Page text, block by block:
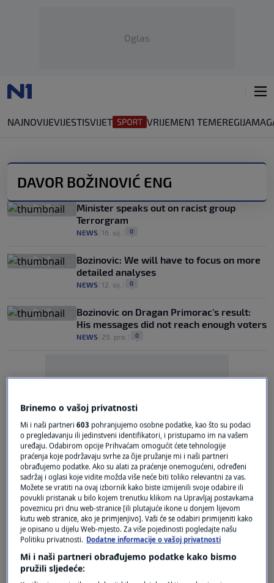
Oglas
NAJNOVIJEVIJESTISVIJET VRIJEMEN1 TEMEREGIJA
DAVOR BOŽINOVIĆ ENG
Minister speaks out on racist group
Terrorgram
NEWS 16. sij. 0
Bozinovic: We will have to focus on more
detailed analyses
NEWS 12. sij. 0
Bozinovic on Dragan Primorac's result:
His messages did not reach enough voters
NEWS 29. pro. 0
Oglas
Attack in Zagreb school: Minister reveals
new details
NEWS|20. pro.| 0
Croatia temporarily suspends asylum
Brinemo o vašoj privatnosti
Mi i naši partneri603 pohranjujemo osobne podatke, kao što su podaci
o pregledavanju ili jedinstveni identifikatori, i pristupamo im na vašem
uređaju. Odabirom opcije Prihvaćam omogućit ćete tehnologije
praćenja koje podržavaju svrhe za čije pružanje mi i naši partneri
obrađujemo podatke. Ako su alati za praćenje onemogućeni, određeni
sadržaj i oglasi koje vidite možda više neće biti toliko relevantni za vas.
Možete se vratiti na ovaj izbornik kako biste izmijenili svoje odabire ili
povukli pristanak u bilo kojem trenutku klikom na Upravljaj postavkama
poveznicu pri dnu web-stranice [ili plutajuće ikone u donjem lijevom
kutu web stranice, ako je primjenjivo]. Vaši će se odabiri primijeniti kako
je opisano u dijelu Web-mjesto. Za više pojedinosti pogledajte našu
Politiku privatnosti. Dodatne informacije o vašoj privatnosti
Mi i naši partneri obrađujemo podatke kako bismo
pružili sljedeće: